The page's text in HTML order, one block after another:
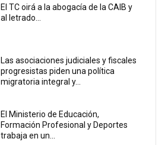
El TC oirá a la abogacía de la CAIB y
al letrado...
Las asociaciones judiciales y fiscales
progresistas piden una política
migratoria integral y...
El Ministerio de Educación,
Formación Profesional y Deportes
trabaja en un...